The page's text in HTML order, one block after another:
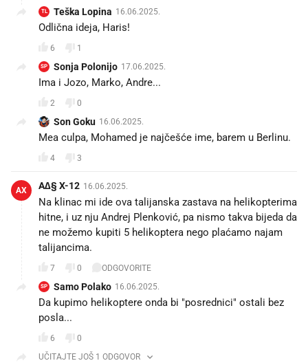
TL Teška Lopina 16.06.2025.
Odlična ideja, Haris!
6 1
SP Sonja Polonijo 17.06.2025.
Ima i Jozo, Marko, Andre...
2 0
Son Goku 16.06.2025.
Mea culpa, Mohamed je najčešće ime, barem u Berlinu.
4 3
AX A∆§ X-12 16.06.2025.
Na klinac mi ide ova talijanska zastava na helikopterima
hitne, i uz nju Andrej Plenković, pa nismo takva bijeda da
ne možemo kupiti 5 helikoptera nego plaćamo najam
talijancima.
7 0 ODGOVORITE
SP Samo Polako 16.06.2025.
Da kupimo helikoptere onda bi "posrednici" ostali bez
posla...
6
0
UČITAJTE JOŠ 1 ODGOVOR